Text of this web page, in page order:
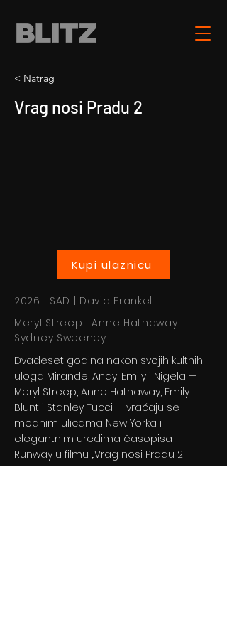
< Natrag
Vrag nosi Pradu 2
Kupi ulaznicu
2026 | SAD | David Frankel
Meryl Streep | Anne Hathaway |
Sydney Sweeney
Dvadeset godina nakon svojih kultnih
uloga Mirande, Andy, Emily i Nigela —
Meryl Streep, Anne Hathaway, Emily
Blunt i Stanley Tucci — vraćaju se
modnim ulicama New Yorka i
elegantnim uredima časopisa
Runway u filmu „Vrag nosi Pradu 2